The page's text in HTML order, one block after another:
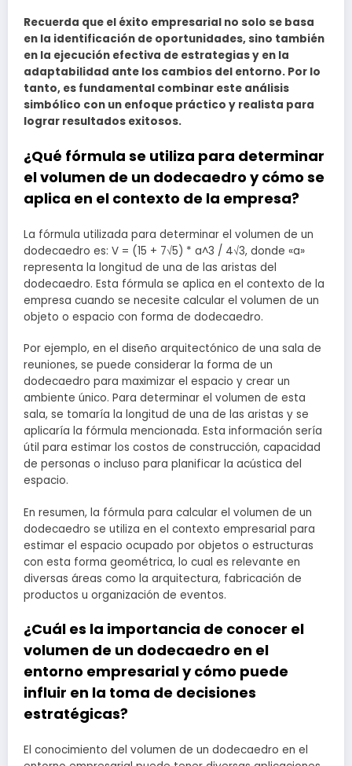
Recuerda que el éxito empresarial no solo se basa
en la identificación de oportunidades, sino también
en la ejecución efectiva de estrategias y en la
adaptabilidad ante los cambios del entorno. Por lo
tanto, es fundamental combinar este análisis
simbólico con un enfoque práctico y realista para
lograr resultados exitosos.
¿Qué fórmula se utiliza para determinar
el volumen de un dodecaedro y cómo se
aplica en el contexto de la empresa?
La fórmula utilizada para determinar el volumen de un
dodecaedro es: V = (15 + 7√5) * a^3 / 4√3, donde «a»
representa la longitud de una de las aristas del
dodecaedro. Esta fórmula se aplica en el contexto de la
empresa cuando se necesite calcular el volumen de un
objeto o espacio con forma de dodecaedro.
Por ejemplo, en el diseño arquitectónico de una sala de
reuniones, se puede considerar la forma de un
dodecaedro para maximizar el espacio y crear un
ambiente único. Para determinar el volumen de esta
sala, se tomaría la longitud de una de las aristas y se
aplicaría la fórmula mencionada. Esta información sería
útil para estimar los costos de construcción, capacidad
de personas o incluso para planificar la acústica del
espacio.
En resumen, la fórmula para calcular el volumen de un
dodecaedro se utiliza en el contexto empresarial para
estimar el espacio ocupado por objetos o estructuras
con esta forma geométrica, lo cual es relevante en
diversas áreas como la arquitectura, fabricación de
productos u organización de eventos.
¿Cuál es la importancia de conocer el
volumen de un dodecaedro en el
entorno empresarial y cómo puede
influir en la toma de decisiones
estratégicas?
El conocimiento del volumen de un dodecaedro en el